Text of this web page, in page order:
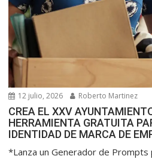
12 julio, 2026 Roberto Martinez
CREA EL XXV
HERRAMIENTA GRATUITA
IDENTIDAD DE MARCA DE
*Lanza un Generador de